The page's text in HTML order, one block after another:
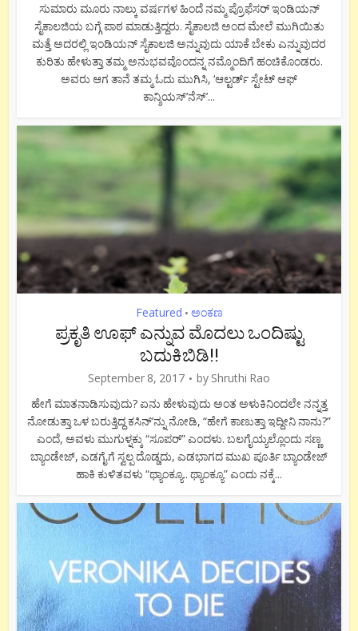
ಸುಮಾರು ಮೂರು ನಾಲ್ಕು ವರ್ಷಗಳ ಹಿಂದೆ ನಮ್ಮ ಪ್ರೊಫೆಸರ್ ಇಂಡಿಯನ್
ಸೈಕಾಲಜಿಯ ಬಗ್ಗೆ ಪಾಠ ಮಾಡುತ್ತಿದ್ದರು. ಸೈಕಾಲಜಿ ಅಂದ ಮೇಲೆ ಮುಗಿಯಿತು
ಮತ್ತೆ ಅದರಲ್ಲಿ ಇಂಡಿಯನ್ ಸೈಕಾಲಜಿ ಅನ್ನುವುದು ಯಾಕೆ ಬೇಕು ಎನ್ನುವುದರ
ಕುರಿತು ಹೇಳುತ್ತಾ ತಮ್ಮ ಅನುಭವವೊಂದನ್ನ ನಮ್ಮೊಂದಿಗೆ ಹಂಚಿಕೊಂಡರು.
ಅವರು ಆಗ ತಾನೆ ತಮ್ಮ ಓದು ಮುಗಿಸಿ, ‘ಆಲ್ಟರ್ಡ್ ಸ್ಟೇಟ್ ಆಫ್
ಕಾನ್ಶಿಯಸ್’ನೆಸ್’...
Featured • ಅಂಕಣ
ಪ್ರಕೃತಿ ಊಫ್ ಎನ್ನುವ ಮೊದಲು ಒಂದಿಷ್ಟು
ಬದುಕಿಬಿಡಿ!!
September 8, 2017 by Shruthi Rao
ಹೇಗೆ ಮಾತನಾಡಿಸುವುದು? ಏನು ಹೇಳುವುದು ಅಂತ ಅಳುಕಿನಿಂದಲೇ ನನ್ನತ್ತ
ನೋಡುತ್ತಾ ಒಳ ಬರುತ್ತಿದ್ದ ಕಸಿನ್’ನ್ನು ನೋಡಿ, “ಹೇಗೆ ಕಾಣುತ್ತಾ ಇದ್ದೀನಿ ನಾನು?”
ಎಂದೆ, ಅವಳು ಮುಗುಳ್ನಕ್ಕು “ಸೂಪರ್” ಎಂದಳು. ಬಲಗೈಯ್ಯಲ್ಲೊಂದು ಸಣ್ಣ
ಬ್ಯಾಂಡೇಜ್, ಎಡಗೈಗೆ ಸ್ವಲ್ಪ ದೊಡ್ಡದು, ಎಡಭಾಗದ ಮುಖ ಪೂರ್ತಿ ಬ್ಯಾಂಡೇಜ್
ಹಾಕಿ ಕುಳಿತವಳು “ಥ್ಯಾಂಕ್ಯೂ.. ಥ್ಯಾಂಕ್ಯೂ” ಎಂದು ನಕ್ಕೆ...